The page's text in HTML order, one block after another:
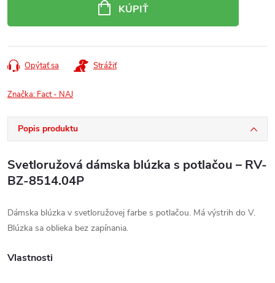
KÚPIŤ
Opýtať sa Strážiť
Značka: Fact - NAJ
Popis produktu
Svetloružová dámska blúzka s potlačou – RV-
BZ-8514.04P
Dámska blúzka v svetloružovej farbe s potlačou. Má výstrih do V.
Blúzka sa oblieka bez zapínania.
Vlastnosti